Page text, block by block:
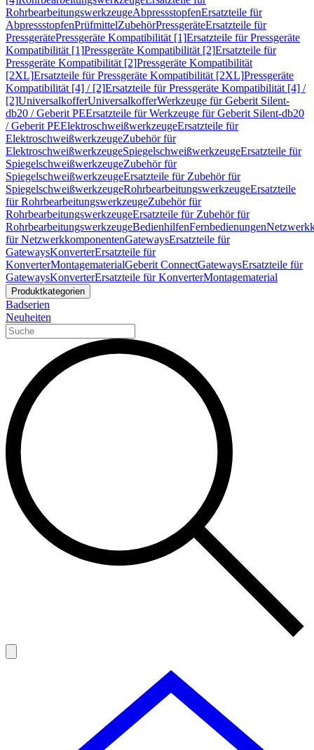
RohrbearbeitungswerkzeugeAbpressstopfenErsatzteile für
AbpressstopfenPrüfmittelZubehörPressgeräteErsatzteile für
PressgerätePressgeräte Kompatibilität [1]Ersatzteile für Pressgeräte
Kompatibilität [1]Pressgeräte Kompatibilität [2]Ersatzteile für
Pressgeräte Kompatibilität [2]Pressgeräte Kompatibilität
[2XL]Ersatzteile für Pressgeräte Kompatibilität [2XL]Pressgeräte
Kompatibilität [4] / [2]Ersatzteile für Pressgeräte Kompatibilität [4] /
[2]UniversalkofferUniversalkofferWerkzeuge für Geberit Silent-
db20 / Geberit PEErsatzteile für Werkzeuge für Geberit Silent-db20
/ Geberit PEElektroschweißwerkzeugeErsatzteile für
ElektroschweißwerkzeugeZubehör für
ElektroschweißwerkzeugeSpiegelschweißwerkzeugeErsatzteile für
SpiegelschweißwerkzeugeZubehör für
SpiegelschweißwerkzeugeErsatzteile für Zubehör für
SpiegelschweißwerkzeugeRohrbearbeitungswerkzeugeErsatzteile
für RohrbearbeitungswerkzeugeZubehör für
RohrbearbeitungswerkzeugeErsatzteile für Zubehör für
RohrbearbeitungswerkzeugeBedienhilfenFernbedienungen
für NetzwerkkomponentenGatewaysErsatzteile für
GatewaysKonverterErsatzteile für
KonverterMontagematerialGeberit ConnectGatewaysErsatzteile für
GatewaysKonverterErsatzteile für KonverterMontagematerial
Produktkategorien
Badserien
Neuheiten